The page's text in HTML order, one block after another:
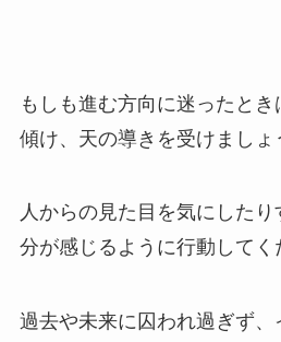
もしも進む方向に迷ったと
傾け、天の導きを受けましょ
人からの見た目を気にした
分が感じるように行動してく
過去や未来に囚われ過ぎず